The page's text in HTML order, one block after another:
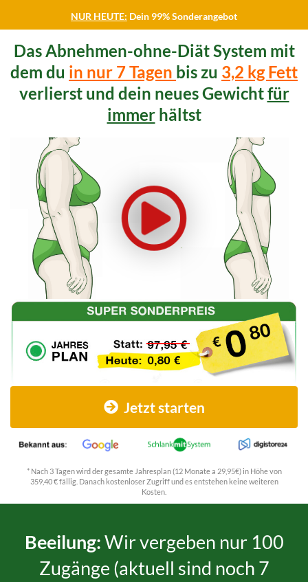
NUR HEUTE: Dein 99% Sonderangebot
Das Abnehmen-ohne-Diät System mit
dem du in nur 7 Tagen bis zu 3,2 kg Fett
verlierst und dein neues Gewichtfür
immerhältst
Jetzt starten
* Nach 3 Tagen wird der gesamte Jahresplan (12 Monate a 29,95€) in Höhe von
359,40 € fällig. Danach kostenloser Zugriff und es entstehen keine weiteren
Kosten.
Beeilung:Wir vergeben nur 100
Zugänge (aktuell sind noch 7